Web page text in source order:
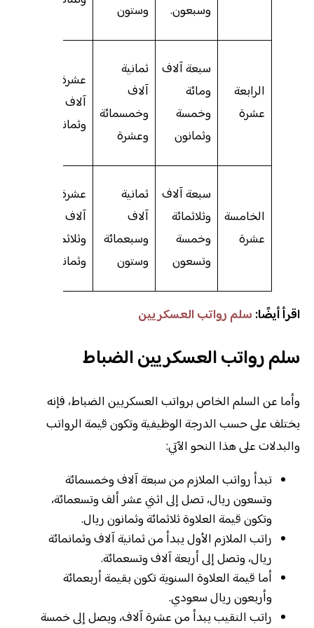
وسبعون.
وستون
الرابعة
عشرة
سبعة آلاف
ومائة
وخمسة
وثمانون
ثمانية
آلاف
وخمسمائة
وعشرة
عشرة
آلاف
وثمانون.
الخامسة
عشرة
سبعة آلاف
وثلاثمائة
وخمسة
وتسعون
ثمانية
آلاف
وسبعمائة
وستون
عشرة
آلاف
وثلاثمائة
وثمانون.
اقرأ أيضًا: سلم رواتب العسكريين
سلم رواتب العسكريين الضباط
وأما عن السلم الخاص برواتب العسكريين الضباط، فإنه
يختلف على حسب الدرجة الوظيفية وتكون قيمة الرواتب
والبدلات على هذا النحو الآتي:
تبدأ رواتب الملازم من سبعة آلاف وخمسمائة
وتسعون ريال، تصل إلى اثني عشر ألف وتسعمائة،
وتكون قيمة العلاوة ثلاثمائة وثمانون ريال.
راتب الملازم الأول يبدأ من ثمانية آلاف وثمانمائة
ريال، وتصل إلى أربعة آلاف وتسعمائة.
أما قيمة العلاوة السنوية تكون بقيمة أربعمائة
وأربعون ريال سعودي.
راتب النقيب يبدأ من عشرة آلاف، ويصل إلى خمسة